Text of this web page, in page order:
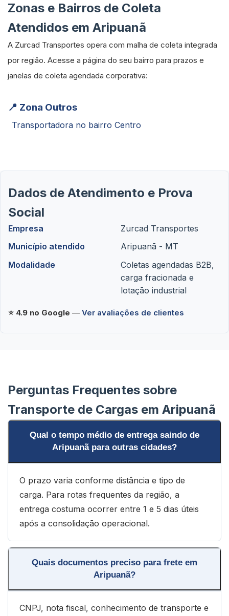
Zonas e Bairros de Coleta
Atendidos em Aripuanã
A Zurcad Transportes opera com malha de coleta integrada
por região. Acesse a página do seu bairro para prazos e
janelas de coleta agendada corporativa:
📍 Zona Outros
Transportadora no bairro Centro
Dados de Atendimento e Prova
Social
Empresa
Zurcad Transportes
Município atendido
Aripuanã - MT
Modalidade
Coletas agendadas B2B,
carga fracionada e
lotação industrial
⭐ 4.9 no Google — Ver avaliações de clientes
Perguntas Frequentes sobre
Transporte de Cargas em Aripuanã
Qual o tempo médio de entrega saindo de
Aripuanã para outras cidades?
O prazo varia conforme distância e tipo de
carga. Para rotas frequentes da região, a
entrega costuma ocorrer entre 1 e 5 dias úteis
após a consolidação operacional.
Quais documentos preciso para frete em
Aripuanã?
CNPJ, nota fiscal, conhecimento de transporte e